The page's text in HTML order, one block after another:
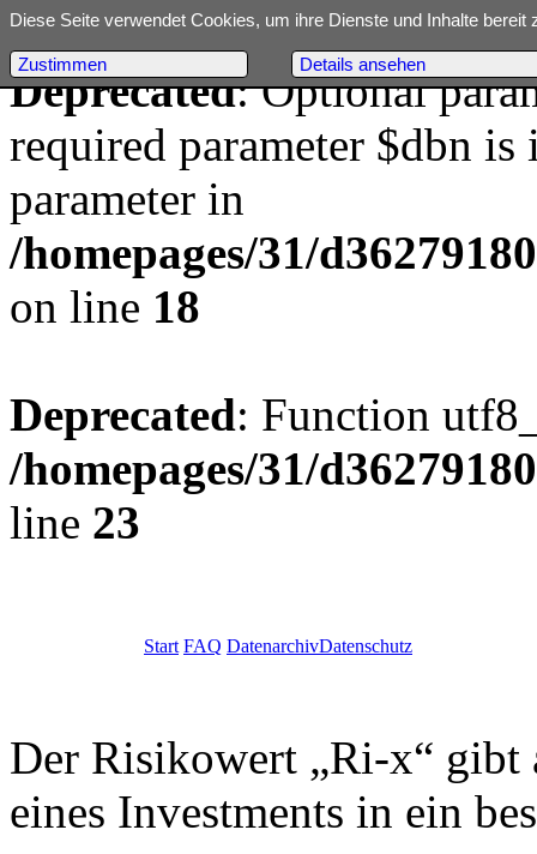
Deprecated: Optional
required parameter $dbn
parameter in
/homepages/31/
on line 18
Deprecated: Function
/homepages/31/
line 23
Start FAQ DatenarchivDatenschutz
Der Risikowert „Ri-x“ gibt
eines Investments in ein
Diese Seite verwendet Cookies, um ihre Dienste und Inhalte
Zustimmen Details ansehen